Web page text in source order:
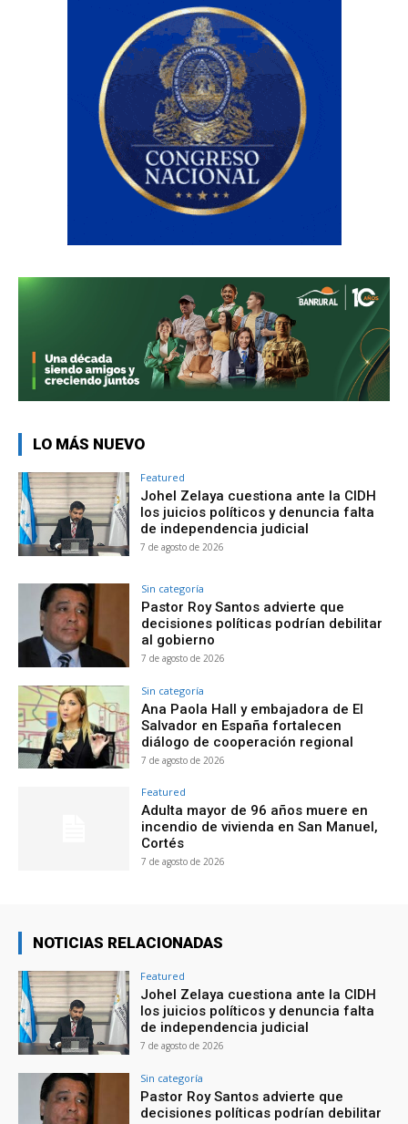
LO MÁS NUEVO
Featured
Johel Zelaya cuestiona ante la CIDH
los juicios políticos y denuncia falta
de independencia judicial
7 de agosto de 2026
Sin categoría
Pastor Roy Santos advierte que
decisiones políticas podrían debilitar
al gobierno
7 de agosto de 2026
Sin categoría
Ana Paola Hall y embajadora de El
Salvador en España fortalecen
diálogo de cooperación regional
7 de agosto de 2026
Featured
Adulta mayor de 96 años muere en
incendio de vivienda en San Manuel,
Cortés
7 de agosto de 2026
NOTICIAS RELACIONADAS
Featured
Johel Zelaya cuestiona ante la CIDH
los juicios políticos y denuncia falta
de independencia judicial
7 de agosto de 2026
Sin categoría
Pastor Roy Santos advierte que
decisiones políticas podrían debilitar